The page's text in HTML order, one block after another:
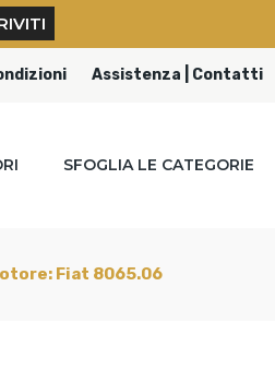
Assistenza | Contatti
SFOGLIA LE CATEGORIE
Fiat 8065.06